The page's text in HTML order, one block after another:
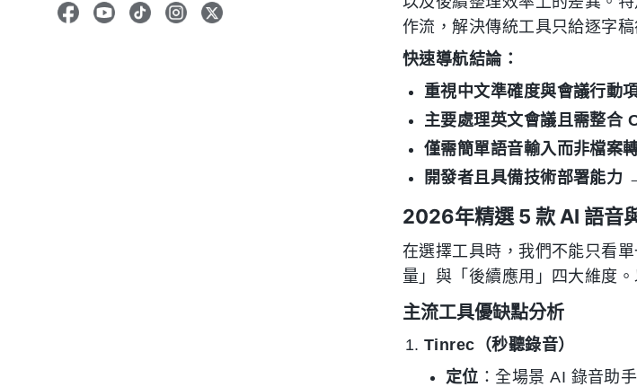
作流，解決傳統工具只給逐字
快速導航結論：
重視中文準確度與會議行動
主要處理英文會議且需整合
僅需簡單語音輸入而非檔案
開發者且具備技術部署能力
2026年精選 5 款 AI 語音
在選擇工具時，我們不能只看
量」與「後續應用」四大維度
主流工具優缺點分析
Tinrec（秒聽錄音）
定位 ：全場景 AI 錄音助